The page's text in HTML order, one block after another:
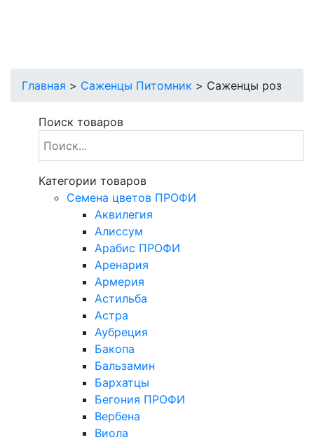
Главная > Саженцы Питомник > Саженцы роз
Поиск товаров
Категории товаров
Cемена цветов ПРОФИ
Аквилегия
Алиссум
Арабис ПРОФИ
Аренария
Армерия
Астильба
Астра
Аубреция
Бакопа
Бальзамин
Бархатцы
Бегония ПРОФИ
Вербена
Виола